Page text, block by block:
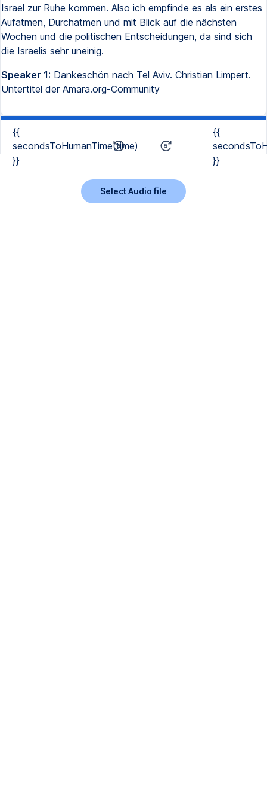
Israel zur Ruhe kommen. Also ich empfinde es als ein erstes
Aufatmen, Durchatmen und mit Blick auf die nächsten
Wochen und die politischen Entscheidungen, da sind sich
die Israelis sehr uneinig.
Speaker 1: Dankeschön nach Tel Aviv. Christian Limpert.
Untertitel der Amara.org-Community
{{
secondsToHumanTime(time)
}}
{{
}}
Select Audio file